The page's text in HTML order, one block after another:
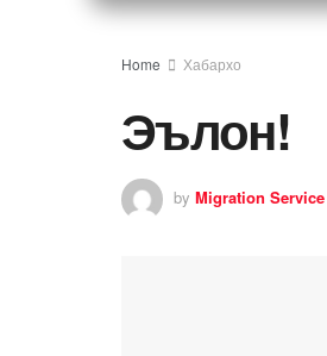
Home Хабархо
Эълон!
by Migration Service